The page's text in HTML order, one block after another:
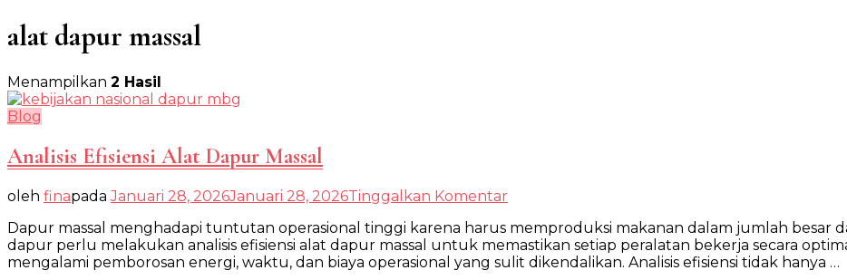
alat dapur massal
Menampilkan 2 Hasil
Blog
Analisis Efisiensi Alat Dapur Massal
oleh finapadaJanuari 28, 2026Januari 28, 2026Tinggalkan Komentar
Efisiensi
Alat
Dapur
Dapur massal menghadapi tuntutan operasional tinggi karena harus memproduksi makanan dalam jumlah besar
dapur perlu melakukan analisis efisiensi alat dapur massal untuk memastikan setiap peralatan bekerja secara
mengalami pemborosan energi, waktu, dan biaya operasional yang sulit dikendalikan. Analisis efisiensi tidak hanya …